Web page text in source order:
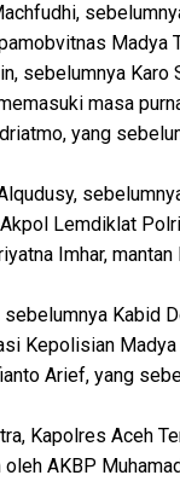
Madya
sebelumnya
masa
yang
Lemdiklat
Imhar,
sebelumnya Kabid
Kepolisian
Arief, yang
Kapolres Aceh
AKBP